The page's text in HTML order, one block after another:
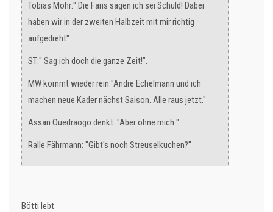
Tobias Mohr:" Die Fans sagen ich sei Schuld! Dabei
haben wir in der zweiten Halbzeit mit mir richtig
aufgedreht".
ST:" Sag ich doch die ganze Zeit!".
MW kommt wieder rein:"Andre Echelmann und ich
machen neue Kader nächst Saison. Alle raus jetzt."
Assan Ouedraogo denkt: "Aber ohne mich:"
Ralle Fährmann: "Gibt's noch Streuselkuchen?"
Bötti lebt